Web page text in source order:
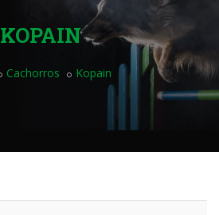
KOPAIN
Cachorros Kopain